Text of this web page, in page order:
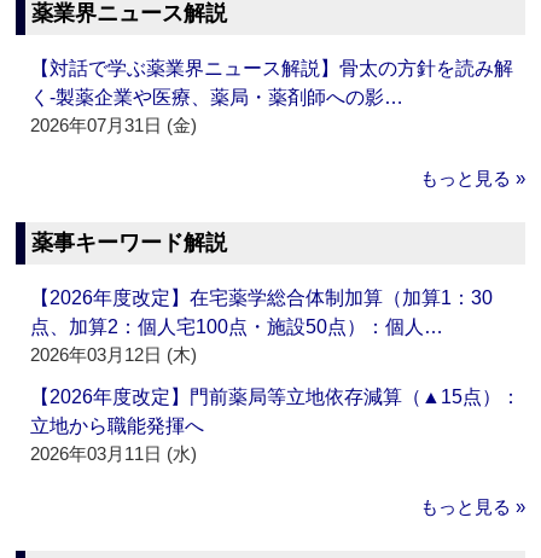
薬業界ニュース解説
【対話で学ぶ薬業界ニュース解説】骨太の方針を読み解
く‐製薬企業や医療、薬局・薬剤師への影…
2026年07月31日 (金)
もっと見る »
薬事キーワード解説
【2026年度改定】在宅薬学総合体制加算（加算1：30
点、加算2：個人宅100点・施設50点）：個人…
2026年03月12日 (木)
【2026年度改定】門前薬局等立地依存減算（▲15点）：
立地から職能発揮へ
2026年03月11日 (水)
もっと見る »